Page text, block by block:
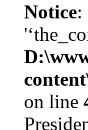
Notice:
on line